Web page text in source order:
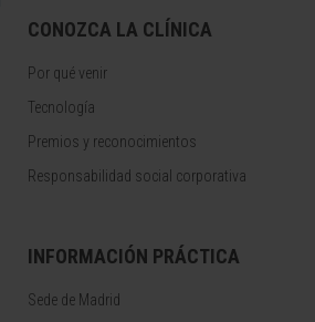
CONOZCA LA CLÍNICA
Por qué venir
Tecnología
Premios y reconocimientos
Responsabilidad social corporativa
INFORMACIÓN PRÁCTICA
Sede de Madrid